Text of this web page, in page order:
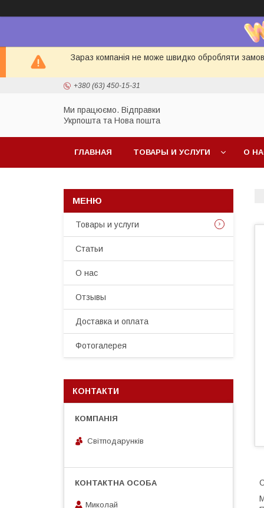
Зараз компанія не може швидко обробляти
+380 (63) 450-15-31
Ми працюємо. Відправки
Укрпошта та Нова пошта
ГЛАВНАЯ ТОВАРЫ И УСЛУГИ О
Товары и услуги
Статьи
О нас
Отзывы
Доставка и оплата
Фотогалерея
КОНТАКТИ
Світподарунків
Миколай